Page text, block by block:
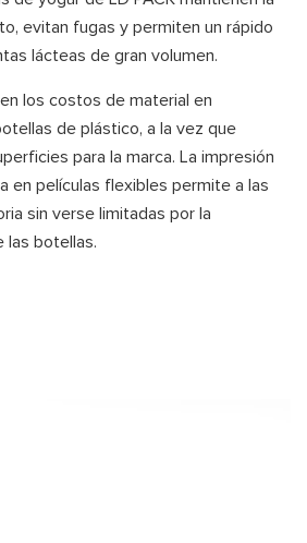
evitan fugas y permiten un rápido
lácteas de gran volumen.
los costos de material en
de plástico, a la vez que
para la marca. La impresión
en películas flexibles permite a las
sin verse limitadas por la
las botellas.